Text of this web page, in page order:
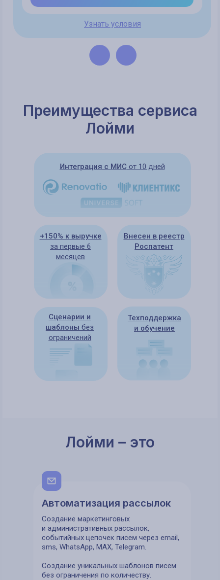
Узнать условия
Узнать условия
Узнать больше
Преимущества сервиса
Лойми
Техподдержка
и обучение
+150% к выручке
за первые 6
месяцев
Сценарии и
шаблоны без
ограничений
Интеграция с МИСот 10 дней
Внесен в реестр
Роспатент
Лойми – это
Создание маркетинговых
и административных рассылок,
событийных цепочек писем через email,
sms, WhatsApp, MAX, Telegram.
Создание уникальных шаблонов писем
без ограничения по количеству.
Автоматизация рассылок